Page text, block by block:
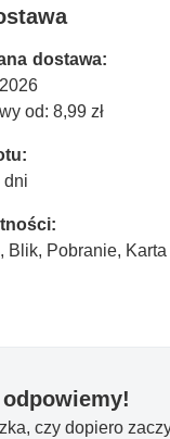
dostawa:
od: 8,99 zł
dni
Blik, Pobranie, Karta
czy dopiero